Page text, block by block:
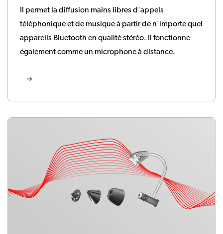
Il permet la diffusion mains libres d'appels
téléphonique et de musique à partir de n'importe quel
appareils Bluetooth en qualité stéréo. Il fonctionne
également comme un microphone à distance.